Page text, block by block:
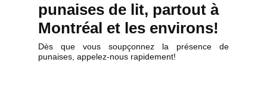
punaises de lit, partout à
Montréal et les environs!
Dès que vous soupçonnez la présence de
punaises, appelez-nous rapidement!